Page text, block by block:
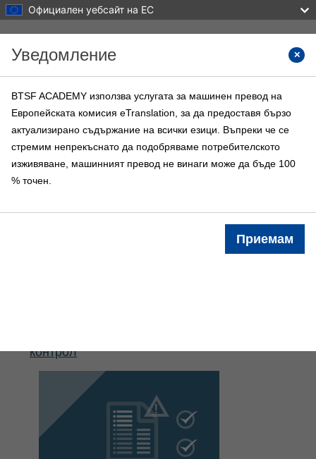
Официален уебсайт на ЕС
BTSF ACADEMY
Начална страница BTSF курсове Информация
контрол
Уведомление
BTSF ACADEMY използва услугата за машинен превод на
Европейската комисия eTranslation, за да предоставя бързо
актуализирано съдържание на всички езици. Въпреки че се
стремим непрекъснато да подобряваме потребителското
изживяване, машинният превод не винаги може да бъде 100
% точен.
Приемам